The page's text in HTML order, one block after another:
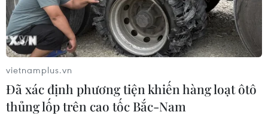
RSS
Hỗ trợ
Ngôn ngữ
TTXVN
Dịch vụ tin
Quảng cáo
Liên hệ
vietnamplus.vn
Đã xác định phương tiện khiến hàng loạt ôtô
thủng lốp trên cao tốc Bắc-Nam